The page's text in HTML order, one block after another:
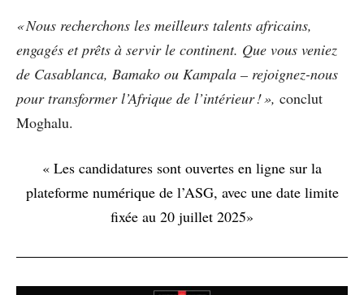
« Nous recherchons les meilleurs talents africains,
engagés et prêts à servir le continent. Que vous veniez
de Casablanca, Bamako ou Kampala – rejoignez-nous
pour transformer l’Afrique de l’intérieur ! », conclut
Moghalu.
« Les candidatures sont ouvertes en ligne sur la
plateforme numérique de l’ASG, avec une date limite
fixée au 20 juillet 2025»